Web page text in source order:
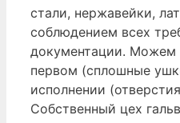
стали, нержавейки,
соблюдением всех
документации. Можем
первом (сплошные
исполнении
Собственный цех